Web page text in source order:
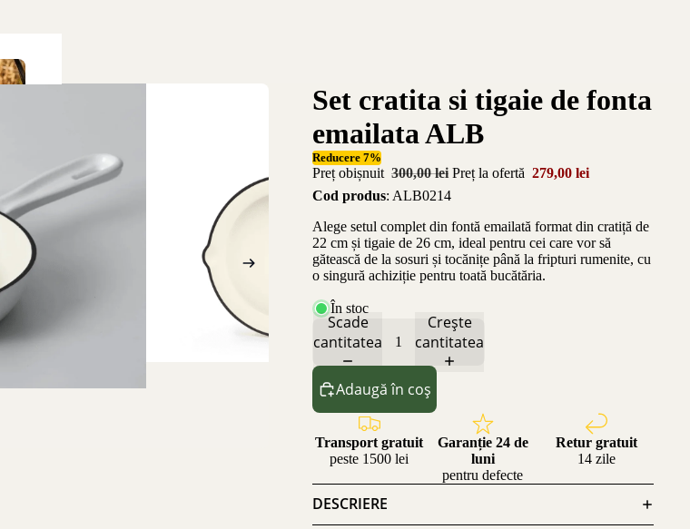
Set cratita si tigaie de fonta
emailata ALB
Reducere 7%
Preț obișnuit 300,00 lei Preț la ofertă 279,00 lei
Cod produs: ALB0214
Alege setul complet din fontă emailată format din cratiță de
22 cm și tigaie de 26 cm, ideal pentru cei care vor să
gătească de la sosuri și tocănițe până la fripturi rumenite, cu
o singură achiziție pentru toată bucătăria.
În stoc
Scade
cantitatea
Crește
cantitatea
Adaugă în coș
Transport gratuit
peste 1500 lei
Garanție 24 de
luni
pentru defecte
Retur gratuit
14 zile
DESCRIERE